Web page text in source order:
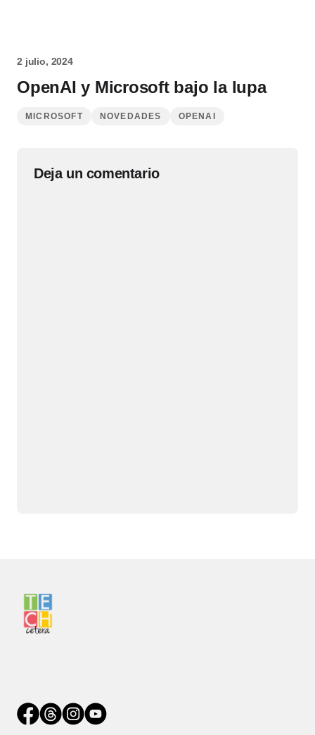
2 julio, 2024
OpenAI y Microsoft bajo la lupa
MICROSOFT NOVEDADES OPENAI
Deja un comentario